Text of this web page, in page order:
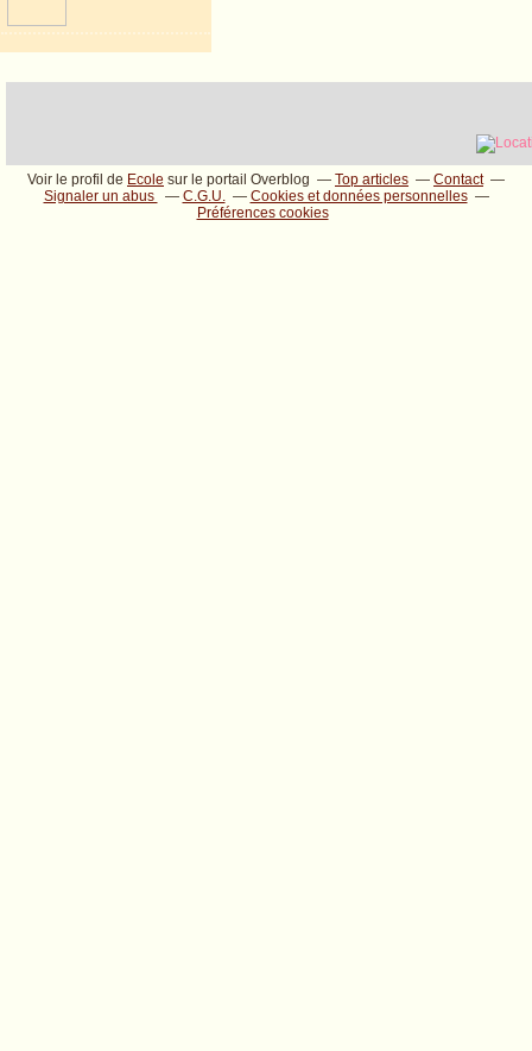
Voir le profil de Ecole sur le portail Overblog Top articles
Contact
Signaler un abus
C.G.U.
Cookies et données personnelles
Préférences cookies